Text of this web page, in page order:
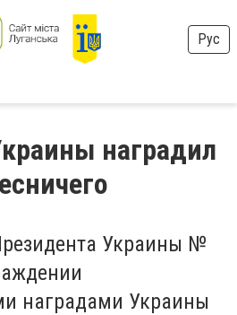
Рус
наградил
Украины №
наградами Украины